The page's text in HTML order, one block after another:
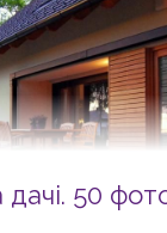
дачі. 50